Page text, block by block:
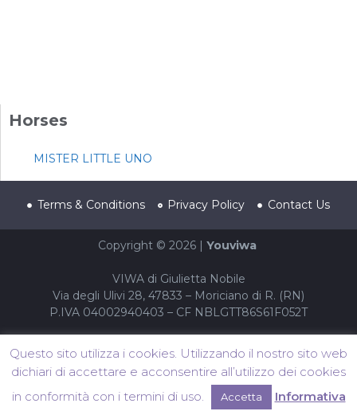
Horses
MISTER LITTLE UNO
Terms & Conditions Privacy Policy Contact Us
Copyright © 2026 | Youviwa
VIWA di Giulietta Nobile
Via degli Ulivi 28, 47833 – Moriciano di R. (RN)
P.IVA 04002940403 – CF NBLGTT86S61F052T
Questo sito utilizza i cookies. Utilizzando il nostro sito web
dichiari di accettare e acconsentire all’utilizzo dei cookies
in conformità con i termini di uso.
Accetta Informativa